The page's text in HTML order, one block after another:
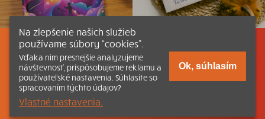
Listovať Obsah Dokumenty a články
Kontakt Tlačená verzia Katechizmu
© 2026 katechizmus.sk |
funguje aj vďaka kresťanskému kníhkupectvu
Na zlepšenie našich služieb
používame súbory “cookies”.
Vďaka nim presnejšie analyzujeme
návštevnosť, prispôsobujeme reklamu a
používateľské nastavenia. Súhlasíte so
spracovaním týchto údajov?
Vlastné nastavenia.
Ok, súhlasím